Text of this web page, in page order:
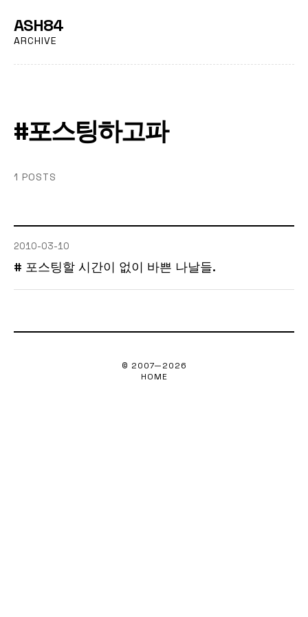
ASH84
ARCHIVE
#포스팅하고파
1 POSTS
2010-03-10
# 포스팅할 시간이 없이 바쁜 나날들.
© 2007—2026
HOME